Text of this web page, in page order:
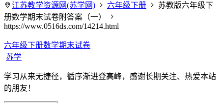
江苏教学资源网(苏学网) 六年级下册
苏教版六年级下
册数学期末试卷附答案（一）
https://www.0516ds.com/14214.html
六年级下册数学期末试卷
苏学
学习从来无捷径，循序渐进登高峰，感谢长期关注、热爱本站
的朋友！